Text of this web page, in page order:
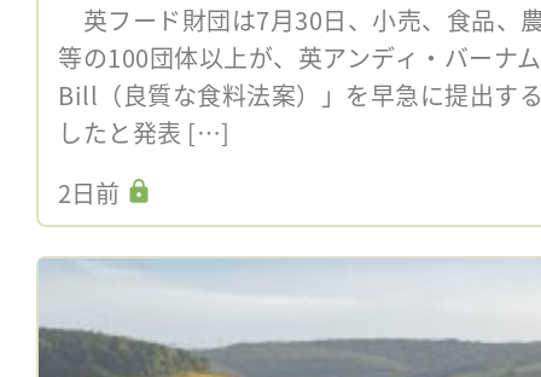
英フード財団は7月30日、小売、食品、
等の100団体以上が、英アンディ・バーナ
Bill（良質な食料法案）」を早急に提出す
したと発表 […]
2日前